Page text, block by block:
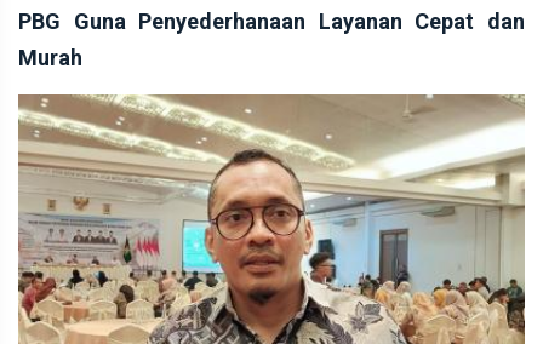
PBG Guna Penyederhanaan Layanan Cepat dan
Murah